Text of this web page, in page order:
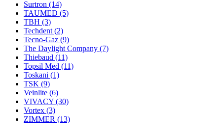
Surtron (14)
TAUMED (5)
TBH (3)
Techdent (2)
Tecno-Gaz (9)
The Daylight Company (7)
Thiebaud (11)
Topsil Med (11)
Toskani (1)
TSK (9)
Veinlite (6)
VIVACY (30)
Vortex (3)
ZIMMER (13)